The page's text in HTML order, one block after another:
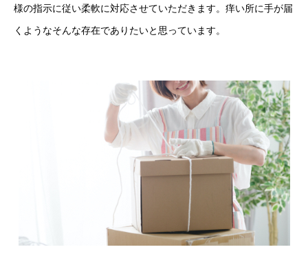
様の指示に従い柔軟に対応させていただきます。痒い所に手が届
くようなそんな存在でありたいと思っています。